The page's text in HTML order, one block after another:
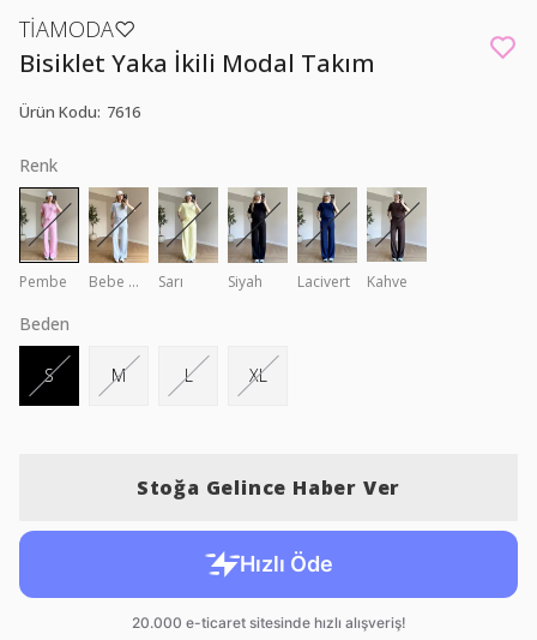
TİAMODA♡
Bisiklet Yaka İkili Modal Takım
Ürün Kodu: 7616
Renk
Pembe Bebe Mavi Sarı Siyah Lacivert Kahve
Beden
S M L XL
Stoğa Gelince Haber Ver